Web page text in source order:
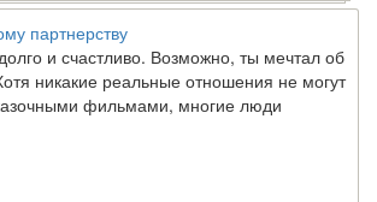
партнерству
и счастливо. Возможно, ты мечтал об
никакие реальные отношения не могут
фильмами, многие люди